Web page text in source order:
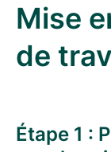
Mise
de
Étape 1 :